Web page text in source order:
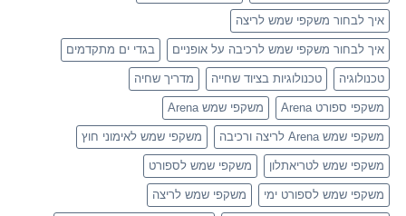
איך לבחור משקפי שמש לריצה
איך לבחור משקפי שמש לרכיבה על אופניים בגדי ים מתקדמים
טכנולוגיה טכנולוגיות בציוד שחייה מדריך שחיה
משקפי ספורט Arena משקפי שמש Arena
משקפי שמש Arena לריצה ורכיבה משקפי שמש לאימוני חוץ
משקפי שמש לטריאתלון משקפי שמש לספורט
משקפי שמש לספורט ימי משקפי שמש לריצה